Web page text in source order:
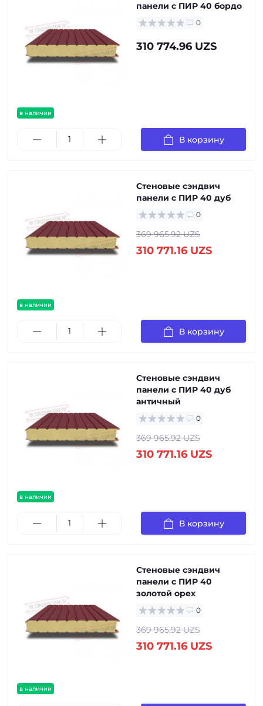
в наличии
панели с ПИР 40 бордо
0
310 774.96 UZS
В корзину
в наличии
Стеновые сэндвич
панели с ПИР 40 дуб
0
369 965.92 UZS
310 771.16 UZS
В корзину
в наличии
Стеновые сэндвич
панели с ПИР 40 дуб
античный
0
369 965.92 UZS
310 771.16 UZS
В корзину
в наличии
Стеновые сэндвич
панели с ПИР 40
золотой орех
0
369 965.92 UZS
310 771.16 UZS